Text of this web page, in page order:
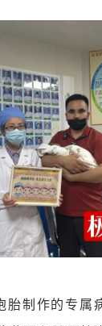
胎制作的专属